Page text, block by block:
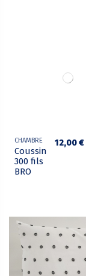
CHAMBRE
Coussin
300 fils
BRO
12,00 €